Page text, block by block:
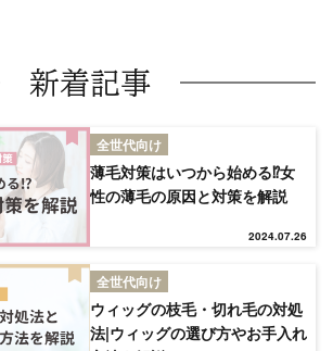
TOP
新着記事
全世代向け
薄毛対策はいつから始める⁉女
性の薄毛の原因と対策を解説
2024.07.26
全世代向け
ウィッグの枝毛・切れ毛の対処
法|ウィッグの選び方やお手入れ